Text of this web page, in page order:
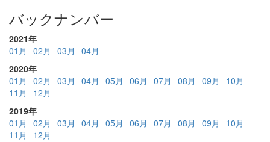
バックナンバー
2021年
01月
02月 03月
04月
2020年
01月
02月 03月 04月 05月 06月 07月 08月 09月
10月
11月
12月
2019年
01月
02月 03月 04月 05月 06月 07月 08月 09月
10月
11月
12月